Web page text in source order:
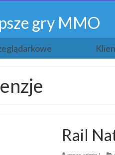
gry MMO
Rail